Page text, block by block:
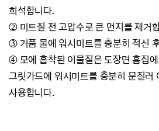
희석합니다.
② 미트질 전 고압수로 큰 먼지를 제거
③ 거품 물에 워시미트를 충분히 적신
④ 모에 흡착된 이물질은 도장면 흠집
그릿가드에 워시미트를 충분히 문질러
사용합니다.